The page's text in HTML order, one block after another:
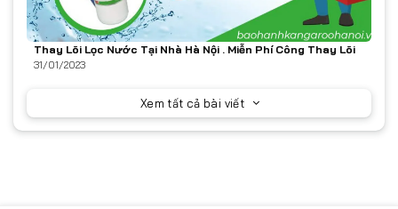
Thay Lõi Lọc Nước Tại Nhà Hà Nội . Miễn Phí Công Thay Lõi
31/01/2023
Xem tất cả bài viết